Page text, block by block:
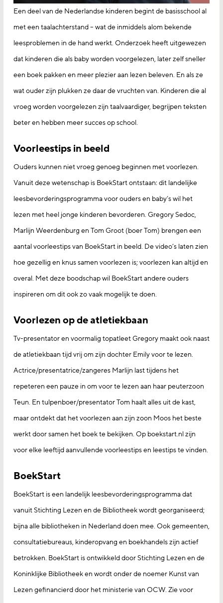
Een deel van de Nederlandse kinderen begint de basisschool al
met een taalachterstand – wat de inmiddels alom bekende
leesproblemen in de hand werkt. Onderzoek heeft uitgewezen
dat kinderen die als baby worden voorgelezen, later zelf sneller
een boek pakken en meer plezier aan lezen beleven. En als ze
wat ouder zijn plukken ze daar de vruchten van. Kinderen die al
vroeg worden voorgelezen zijn taalvaardiger, begrijpen teksten
beter en hebben meer succes op school.
Voorleestips in beeld
Ouders kunnen niet vroeg genoeg beginnen met voorlezen.
Vanuit deze wetenschap is BoekStart ontstaan: dit landelijke
leesbevorderingsprogramma voor ouders en baby’s wil het
lezen met heel jonge kinderen bevorderen. Gregory Sedoc,
Marlijn Weerdenburg en Tom Groot (boer Tom) brengen een
aantal voorleestips van BoekStart in beeld. De video’s laten zien
hoe gezellig en knus samen voorlezen is; voorlezen kan altijd en
overal. Met deze boodschap wil BoekStart andere ouders
inspireren om dit ook zo vaak mogelijk te doen.
Voorlezen op de atletiekbaan
Tv-presentator en voormalig topatleet Gregory maakt ook naast
de atletiekbaan tijd vrij om zijn dochter Emily voor te lezen.
Actrice/presentatrice/zangeres Marlijn last tijdens het
repeteren een pauze in om voor te lezen aan haar peuterzoon
Teun. En tulpenboer/presentator Tom haalt alles uit de kast,
maar ontdekt dat het voorlezen aan zijn zoon Moos het beste
werkt door samen het boek te bekijken. Op boekstart.nl zijn
voor elke leeftijd aanvullende voorleestips en leestips te vinden.
BoekStart
BoekStart is een landelijk leesbevorderingsprogramma dat
vanuit Stichting Lezen en de Bibliotheek wordt georganiseerd;
bijna alle bibliotheken in Nederland doen mee. Ook gemeenten,
consultatiebureaus, kinderopvang en boekhandels zijn actief
betrokken. BoekStart is ontwikkeld door Stichting Lezen en de
Koninklijke Bibliotheek en wordt onder de noemer Kunst van
Lezen gefinancierd door het ministerie van OCW. Zie voor